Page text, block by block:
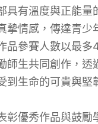
具有溫度與正能量
摯情感，傳達青少
品參賽人數以最多
師生共同創作，透
到生命的可貴與堅
彰優秀作品與鼓勵